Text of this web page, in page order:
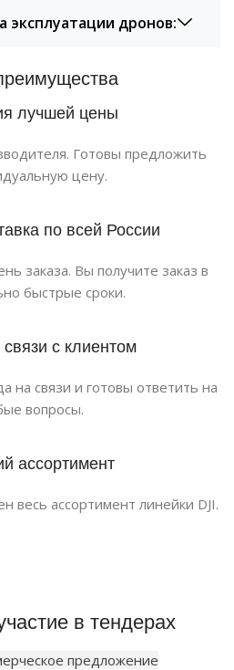
эксплуатации дронов:
лучшей цены
Готовы предложить
цену.
по всей России
заказа. Вы получите заказ в
быстрые сроки.
с клиентом
связи и готовы ответить на
вопросы.
ассортимент
весь ассортимент линейки DJI.
в тендерах
предложение